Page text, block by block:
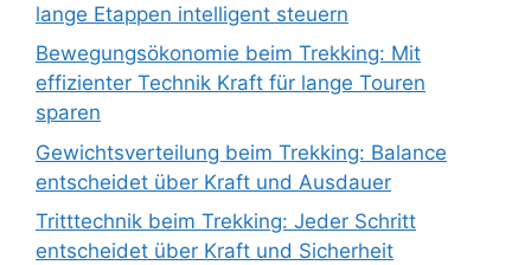
lange Etappen intelligent steuern
Bewegungsökonomie beim Trekking: Mit
effizienter Technik Kraft für lange Touren
sparen
Gewichtsverteilung beim Trekking: Balance
entscheidet über Kraft und Ausdauer
Tritttechnik beim Trekking: Jeder Schritt
entscheidet über Kraft und Sicherheit